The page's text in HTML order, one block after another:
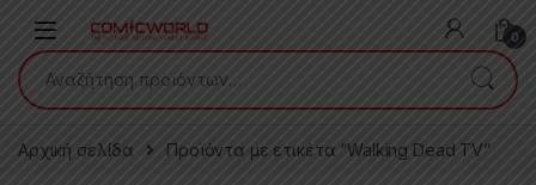
0
Αναζήτηση για:
Αρχική σελίδα Προϊόντα με ετικέτα “Walking Dead TV”